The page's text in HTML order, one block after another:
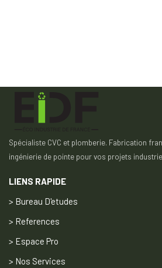
Spécialiste CVC et plomberie. Fabrication
ingénierie de pointe pour vos projets
LIENS RAPIDE
> Bureau D'etudes
> References
> Espace Pro
> Nos Services